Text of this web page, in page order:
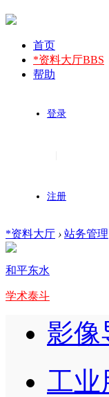
首页
*资料大厅BBS
帮助
登录
注册
*资料大厅 › 站务管理
和平东水
学术泰斗
影像
工业